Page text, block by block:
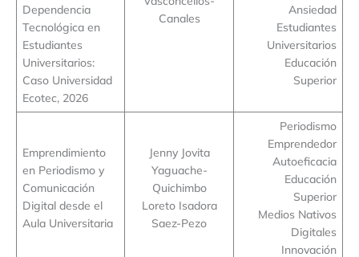
Dependencia
Tecnológica en
Estudiantes
Universitarios:
Caso Universidad
Ecotec, 2026
Canales
Ansiedad
Estudiantes
Universitarios
Educación
Superior
Emprendimiento
en Periodismo y
Comunicación
Digital desde el
Aula Universitaria
Jenny Jovita
Yaguache-
Quichimbo
Loreto Isadora
Saez-Pezo
Periodismo
Emprendedor
Autoeficacia
Educación
Superior
Medios Nativos
Digitales
Innovación